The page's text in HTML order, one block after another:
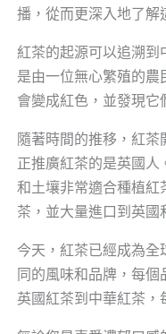
播，從而更深入地了解
紅茶的起源可以追溯
是由一位無心繁殖的
會變成紅色，並發現它
隨著時間的推移，紅
正推廣紅茶的是英國
和土壤非常適合種植
茶，並大量進口到英國
今天，紅茶已經成為
同的風味和品牌，每
英國紅茶到中華紅茶，